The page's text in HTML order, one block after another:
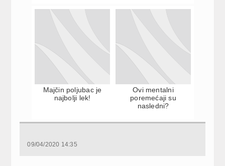
Majčin poljubac je
najbolji lek!
Ovi mentalni
poremećaji su
nasledni?
09/04/2020 14:35